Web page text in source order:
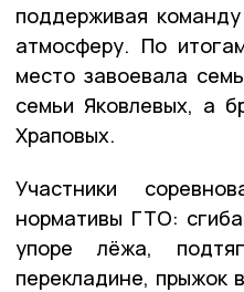
поддерживая
атмосферу. По
место завоевала
семьи Яковлевых, а
Храповых.
Участники
нормативы ГТО:
упоре лёжа,
перекладине, прыжок